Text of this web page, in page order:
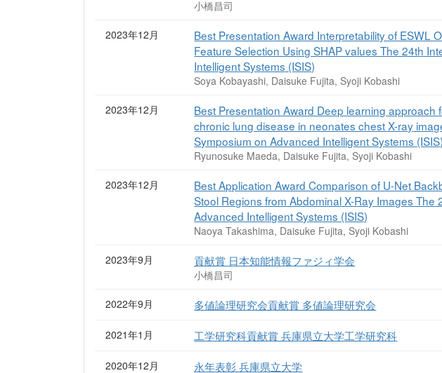
小橋昌司
2023年12月
Best Presentation Award Interpretability of ESWL
Feature Selection Using SHAP values The 24th
Intelligent Systems (ISIS)
Soya Kobayashi, Daisuke Fujita, Syoji Kobashi
2023年12月
Best Presentation Award Deep learning
chronic lung disease in neonates chest X-ray
Symposium on Advanced Intelligent Systems (ISIS)
Ryunosuke Maeda, Daisuke Fujita, Syoji Kobashi
2023年12月
Best Application Award Comparison of U-Net
Stool Regions from Abdominal X-Ray Images The
Advanced Intelligent Systems (ISIS)
Naoya Takashima, Daisuke Fujita, Syoji Kobashi
2023年9月 貢献賞 日本知能情報ファジィ学会
小橋昌司
2022年9月 多値論理研究会貢献賞 多値論理研究会
2021年1月 工学研究科貢献賞 兵庫県立大学工学研究科
2020年12月 永年表彰 兵庫県立大学